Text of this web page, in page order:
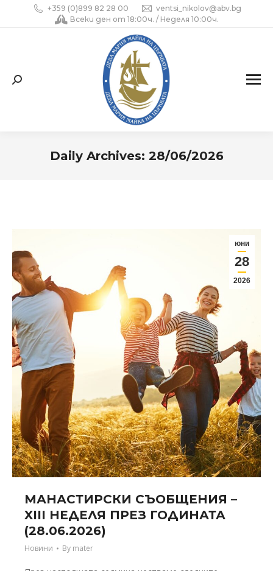
+359 (0)899 82 28 00
ventsi_nikolov@abv.bg
Всеки ден от 18:00ч. / Неделя 10:00ч.
Search:
Daily Archives: 28/06/2026
юни
28
2026
МАНАСТИРСКИ СЪОБЩЕНИЯ –
XIII НЕДЕЛЯ ПРЕЗ ГОДИНАТА
(28.06.2026)
Новини By mater